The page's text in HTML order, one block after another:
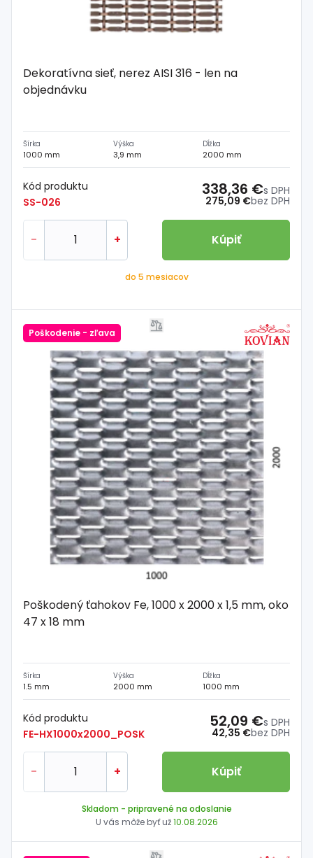
Dekoratívna sieť, nerez AISI 316 - len na
objednávku
Šírka
1000 mm
Výška
3,9 mm
Dĺžka
2000 mm
Kód produktu
SS-026
275,09 €bez DPH
338,36 €s DPH
- + Kúpiť
do 5 mesiacov
Poškodenie - zľava
Poškodený ťahokov Fe, 1000 x 2000 x 1,5 mm, oko
47 x 18 mm
Šírka
1.5 mm
Výška
2000 mm
Dĺžka
1000 mm
Kód produktu
FE-HX1000x2000_POSK
42,35 €bez DPH
52,09 €s DPH
- + Kúpiť
Skladom - pripravené na odoslanie
U vás môže byť už10.08.2026